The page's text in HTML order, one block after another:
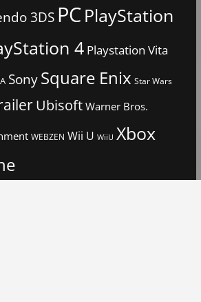
3DS PCPlayStation
4 Playstation Vita
Sony Square Enix Star Wars
UbisoftWarner Bros.
WEBZEN Wii U WiiU Xbox